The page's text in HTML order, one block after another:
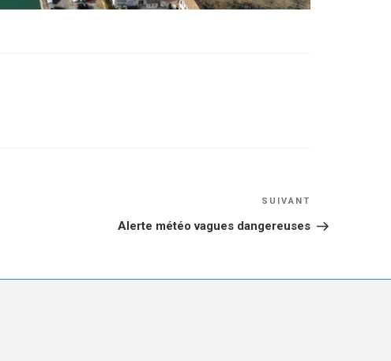
SUIVANT
Alerte météo vagues dangereuses